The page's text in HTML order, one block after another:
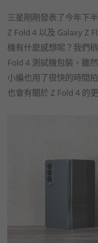
三星剛剛發表了今年下
Z Fold 4 以及 Galaxy Z
機有什麼感想呢？我們
Fold 4 測試機包裝，雖
小編也用了很快的時間
也會有關於 Z Fold 4 的